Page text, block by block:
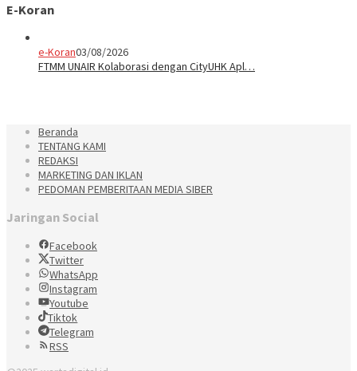
E-Koran
e-Koran03/08/2026
FTMM UNAIR Kolaborasi dengan CityUHK Apl…
Beranda
TENTANG KAMI
REDAKSI
MARKETING DAN IKLAN
PEDOMAN PEMBERITAAN MEDIA SIBER
Jaringan Social
Facebook
Twitter
WhatsApp
Instagram
Youtube
Tiktok
Telegram
RSS